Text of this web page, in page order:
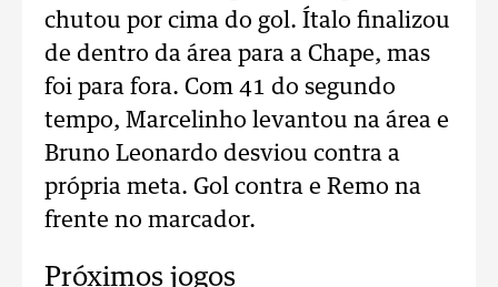
chutou por cima do gol. Ítalo finalizou
de dentro da área para a Chape, mas
foi para fora. Com 41 do segundo
tempo, Marcelinho levantou na área e
Bruno Leonardo desviou contra a
própria meta. Gol contra e Remo na
frente no marcador.
Próximos jogos